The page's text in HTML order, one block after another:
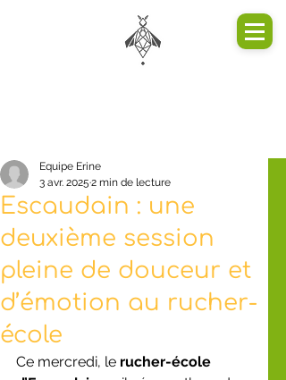
Escaudain : une
deuxième session
pleine de douceur et
d’émotion au rucher-
école
Equipe Erine
3 avr. 2025 2 min de lecture
Ce mercredi, le rucher-école